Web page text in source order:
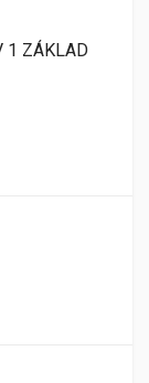
1 ZÁKLAD